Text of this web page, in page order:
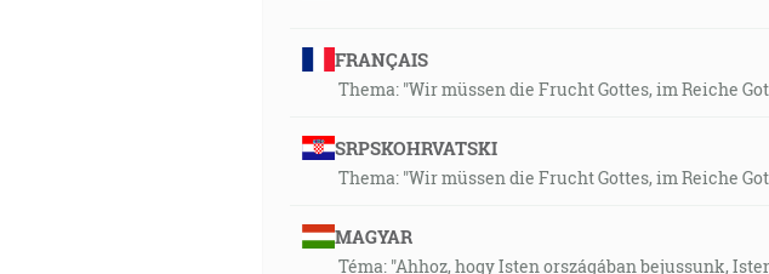
05:08
Kameň, ktorý zavrhli stavitelia, stal sa hlavou uhla.
ktorý učinil Hospodin; plesajme a radujme sa v ňom! [Ž
Všetky končiny zeme uvidia spasenie nášho Boha. [Ž
FRANÇAIS
Thema: "Wir müssen die Frucht Gottes, im Reiche
SRPSKOHRVATSKI
Thema: "Wir müssen die Frucht Gottes, im Reiche
MAGYAR
Téma: "Ahhoz, hogy Isten országában bejussunk,